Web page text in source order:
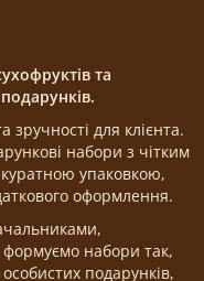
та
зручності для клієнта.
набори з чітким
упаковкою,
оформлення.
формуємо набори так,
подарунків,